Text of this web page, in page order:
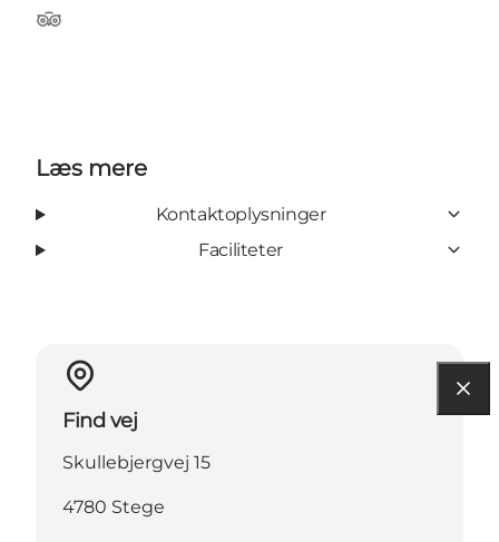
TripAdvisor
Læs mere
Kontaktoplysninger
Faciliteter
Find vej
Skullebjergvej 15
4780 Stege